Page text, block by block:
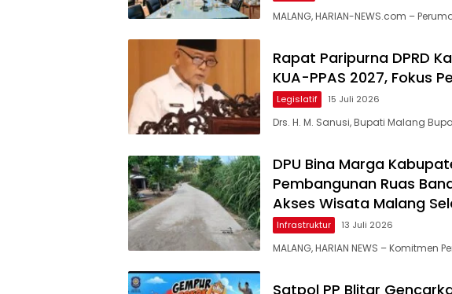
MALANG, HARIAN-NEWS.com –
Rapat Paripurna DPRD
KUA-PPAS 2027, Fokus
Legislatif 15 Juli 2026
Drs. H. M. Sanusi, Bupati Malang
DPU Bina Marga
Pembangunan Ruas
Akses Wisata Malang
Infrastruktur 13 Juli 2026
MALANG, HARIAN NEWS –
Satpol PP Blitar